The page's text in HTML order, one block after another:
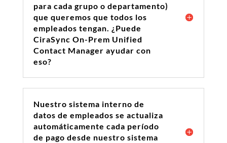
para cada grupo o departamento)
que queremos que todos los
empleados tengan. ¿Puede
CiraSync On-Prem Unified
Contact Manager ayudar con
eso?
Nuestro sistema interno de
datos de empleados se actualiza
automáticamente cada período
de pago desde nuestro sistema